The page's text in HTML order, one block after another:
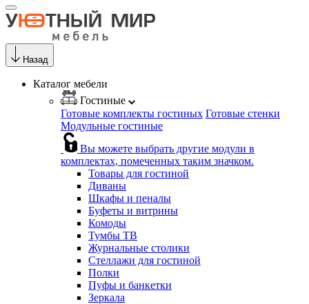
Назад
Каталог мебели
Гостиные
Готовые комплекты гостиных Готовые стенки
Модульные гостиные
Вы можете выбрать другие модули в
комплектах, помеченных таким значком.
Товары для гостиной
Диваны
Шкафы и пеналы
Буфеты и витрины
Комоды
Тумбы ТВ
Журнальные столики
Стеллажи для гостиной
Полки
Пуфы и банкетки
Зеркала